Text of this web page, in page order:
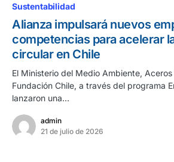
Sustentabilidad
Alianza impulsará nuevos
competencias para acelerar
circular en Chile
El Ministerio del Medio Ambiente,
Fundación Chile, a través del programa
lanzaron una…
admin
21 de julio de 2026